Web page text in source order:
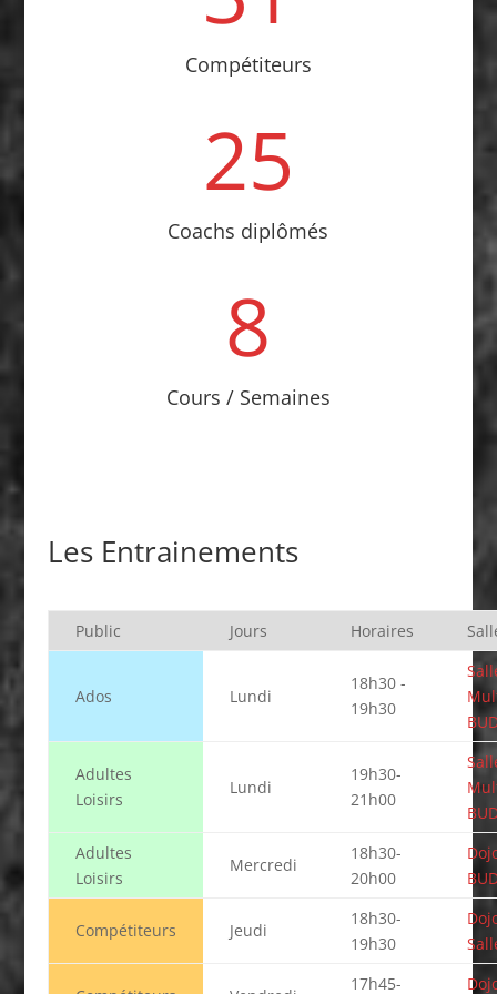
Compétiteurs
25
Coachs diplômés
8
Cours / Semaines
Les Entrainements
Public Jours Horaires
Ados Lundi
18h30 -
19h30
Adultes
Loisirs
Lundi
19h30-
21h00
Adultes
Loisirs
Mercredi
18h30-
20h00
Compétiteurs Jeudi
18h30-
19h30
17h45-